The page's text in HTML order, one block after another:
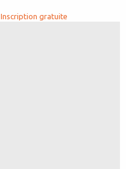
Inscription gratuite